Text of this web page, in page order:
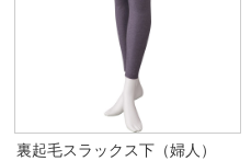
裏起毛スラックス下（婦人）